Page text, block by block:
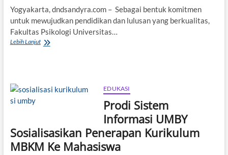
Yogyakarta, dndsandyra.com – Sebagai bentuk komitmen
untuk mewujudkan pendidikan dan lulusan yang berkualitas,
Fakultas Psikologi Universitas…
Lebih LanjutFakultas
Implementasi
EDUKASI
Prodi Sistem
Informasi UMBY
Sosialisasikan Penerapan Kurikulum
MBKM Ke Mahasiswa